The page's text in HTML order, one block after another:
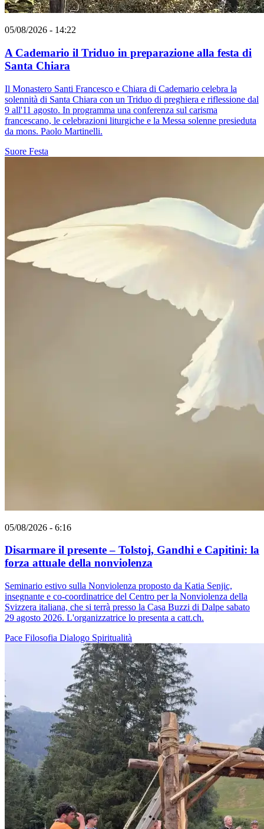
05/08/2026 - 14:22
A Cademario il Triduo in preparazione alla festa di
Santa Chiara
Il Monastero Santi Francesco e Chiara di Cademario celebra la
solennità di Santa Chiara con un Triduo di preghiera e riflessione dal
9 all'11 agosto. In programma una conferenza sul carisma
francescano, le celebrazioni liturgiche e la Messa solenne presieduta
da mons. Paolo Martinelli.
Suore Festa
05/08/2026 - 6:16
Disarmare il presente – Tolstoj, Gandhi e Capitini: la
forza attuale della nonviolenza
Seminario estivo sulla Nonviolenza proposto da Katia Senjic,
insegnante e co-coordinatrice del Centro per la Nonviolenza della
Svizzera italiana, che si terrà presso la Casa Buzzi di Dalpe sabato
29 agosto 2026. L'organizzatrice lo presenta a catt.ch.
Pace Filosofia Dialogo Spiritualità